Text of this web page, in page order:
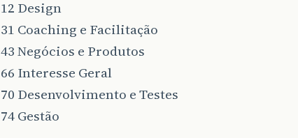
12 Design
31 Coaching e Facilitação
43 Negócios e Produtos
66 Interesse Geral
70 Desenvolvimento e Testes
74 Gestão